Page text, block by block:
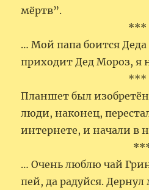
мёртв”.
***
… Мой папа боится Деда
приходит Дед Мороз, я
***
Планшет был
люди, наконец,
интернете, и начали в
… Очень люблю чай
пей, да радуйся. Дернул